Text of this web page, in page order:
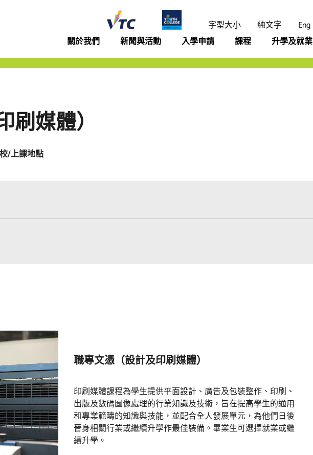
字型大小 純文字 Eng
關於我們
新聞與活動 入學申請 課程 升學及就業
媒體）
/上課地點
職專文憑（設計及印刷媒體）
印刷媒體課程為學生提供平面設計、廣告及包裝整作、印刷、
出版及數碼圖像處理的行業知識及技術，旨在提高學生的通用
和專業範疇的知識與技能，並配合全人發展單元，為他們日後
晉身相關行業或繼續升學作最佳裝備。畢業生可選擇就業或繼
續升學。